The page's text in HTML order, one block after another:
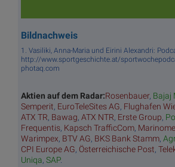
Bildnachweis
1. Vasiliki, Anna-Maria und Eirini Alexandri:
http://www.sportgeschichte.at/
photaq.com
Aktien auf dem Radar:Rosenbauer, Bajaj
Semperit, EuroTeleSites AG, Flughafen
ATX TR, Bawag, ATX NTR, Erste Group,
Frequentis, Kapsch TrafficCom,
Warimpex, BTV AG, BKS Bank Stamm,
CPI Europe AG, Österreichische Post,
Uniqa, SAP.